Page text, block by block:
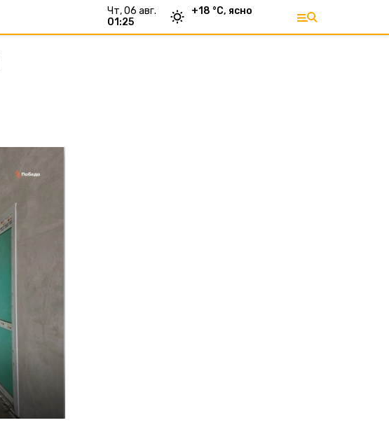
чт, 06 авг.
01:25
+18 °С, ясно